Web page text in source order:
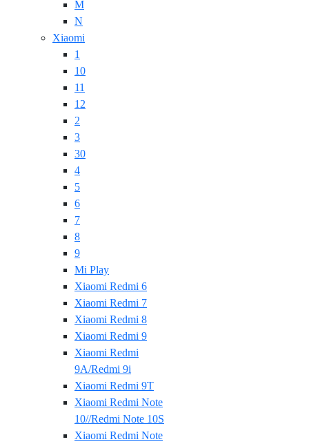
M
N
Xiaomi
1
10
11
12
2
3
30
4
5
6
7
8
9
Mi Play
Xiaomi Redmi 6
Xiaomi Redmi 7
Xiaomi Redmi 8
Xiaomi Redmi 9
Xiaomi Redmi
9A/Redmi 9i
Xiaomi Redmi 9T
Xiaomi Redmi Note
10//Redmi Note 10S
Xiaomi Redmi Note